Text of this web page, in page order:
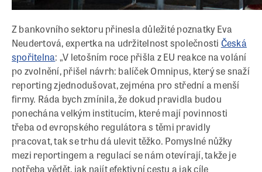
Z bankovního sektoru přinesla důležité poznatky Eva
Neudertová, expertka na udržitelnost společnosti Česká
spořitelna: „V letošním roce přišla z EU reakce na volání
po zvolnění, přišel návrh: balíček Omnipus, který se snaží
reporting zjednodušovat, zejména pro střední a menší
firmy. Ráda bych zmínila, že dokud pravidla budou
ponechána velkým institucím, které mají povinnosti
třeba od evropského regulátora s těmi pravidly
pracovat, tak se trhu dá ulevit těžko. Pomyslné nůžky
mezi reportingem a regulací se nám otevírají, takže je
potřeba vědět, jak najít efektivní cestu a jak cíle